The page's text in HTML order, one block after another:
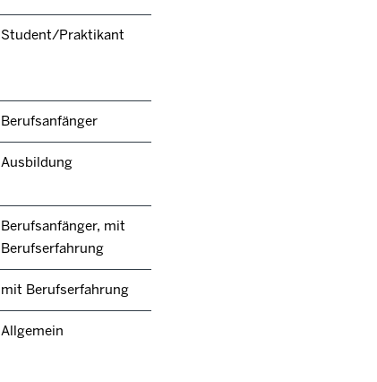
Student/Praktikant
Berufsanfänger
Ausbildung
Berufsanfänger, mit
Berufserfahrung
mit Berufserfahrung
Allgemein